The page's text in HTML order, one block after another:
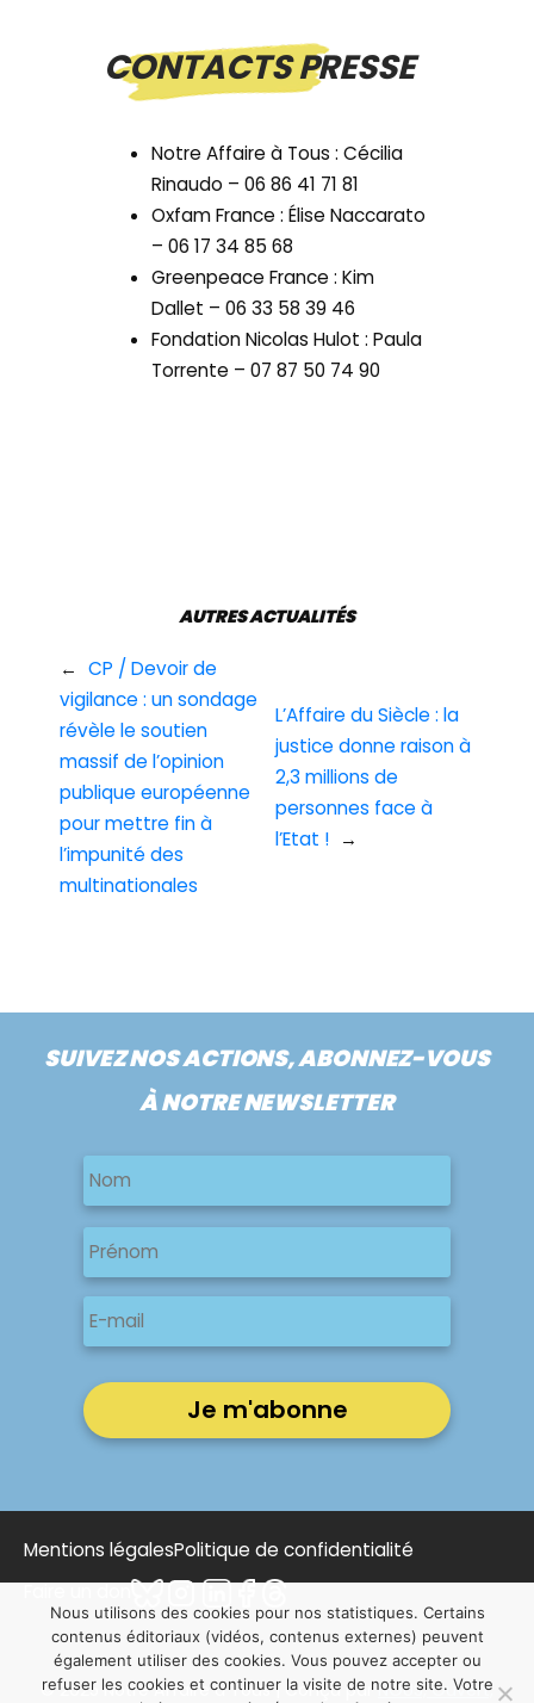
CONTACTS PRESSE
Notre Affaire à Tous : Cécilia
Rinaudo – 06 86 41 71 81
Oxfam France : Élise Naccarato
– 06 17 34 85 68
Greenpeace France : Kim
Dallet – 06 33 58 39 46
Fondation Nicolas Hulot : Paula
Torrente – 07 87 50 74 90
← CP / Devoir de
vigilance : un sondage
révèle le soutien
massif de l’opinion
publique européenne
pour mettre fin à
l’impunité des
multinationales
AUTRES ACTUALITÉS
L’Affaire du Siècle : la
justice donne raison à
2,3 millions de
personnes face à
l’Etat ! →
SUIVEZ NOS ACTIONS, ABONNEZ-VOUS
À NOTRE NEWSLETTER
Nom
Nom
Nom
Prénom
E-
mail
Mentions légalesPolitique de confidentialité
Faire un don
© 2025 Notre Affaire à Tous | Conçu parNOUS, Ouvert,
Nous utilisons des cookies pour nos statistiques. Certains
contenus éditoriaux (vidéos, contenus externes) peuvent
également utiliser des cookies. Vous pouvez accepter ou
refuser les cookies et continuer la visite de notre site. Votre